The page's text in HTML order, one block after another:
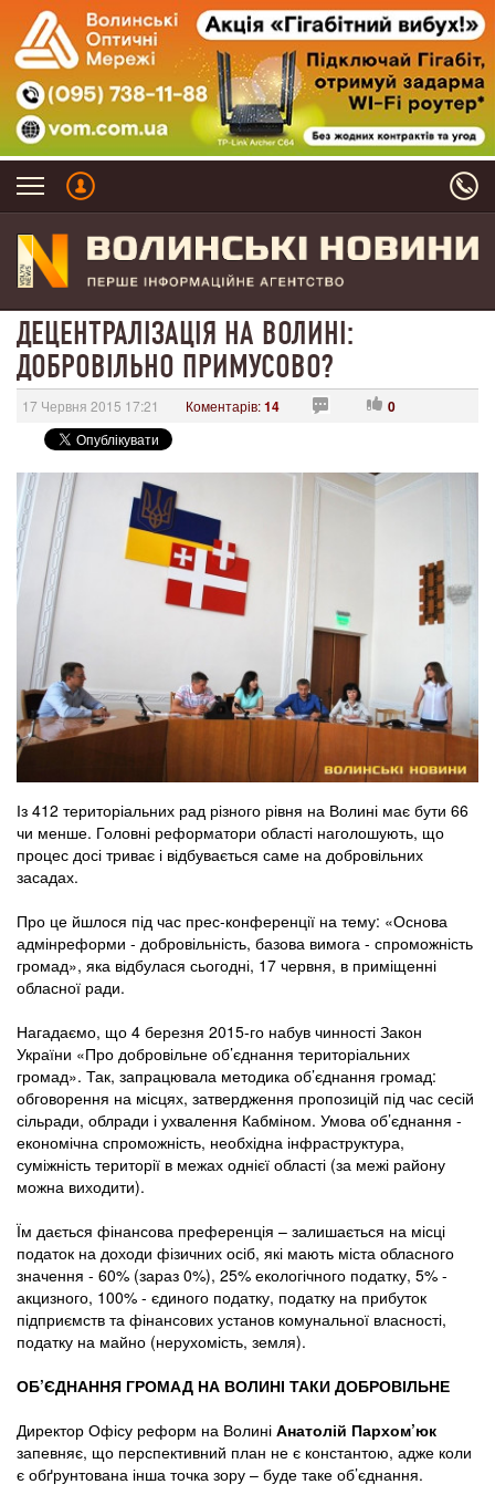
ДЕЦЕНТРАЛІЗАЦІЯ НА ВОЛИНІ:
ДОБРОВІЛЬНО ПРИМУСОВО?
17 Червня 2015 17:21 Коментарів:14 0
Із 412 територіальних рад різного рівня на Волині має бути 66
чи менше. Головні реформатори області наголошують, що
процес досі триває і відбувається саме на добровільних
засадах.
Про це йшлося під час прес-конференції на тему: «Основа
адмінреформи - добровільність, базова вимога - спроможність
громад», яка відбулася сьогодні, 17 червня, в приміщенні
обласної ради.
Нагадаємо, що 4 березня 2015-го набув чинності Закон
України «Про добровільне об’єднання територіальних
громад». Так, запрацювала методика об’єднання громад:
обговорення на місцях, затвердження пропозицій під час сесій
сільради, облради і ухвалення Кабміном. Умова об’єднання -
економічна спроможність, необхідна інфраструктура,
суміжність території в межах однієї області (за межі району
можна виходити).
Їм дається фінансова преференція – залишається на місці
податок на доходи фізичних осіб, які мають міста обласного
значення - 60% (зараз 0%), 25% екологічного податку, 5% -
акцизного, 100% - єдиного податку, податку на прибуток
підприємств та фінансових установ комунальної власності,
податку на майно (нерухомість, земля).
ОБ’ЄДНАННЯ ГРОМАД НА ВОЛИНІ ТАКИ ДОБРОВІЛЬНЕ
Директор Офісу реформ на Волині Анатолій Пархом’юк
запевняє, що перспективний план не є константою, адже коли
є обґрунтована інша точка зору – буде таке об’єднання.